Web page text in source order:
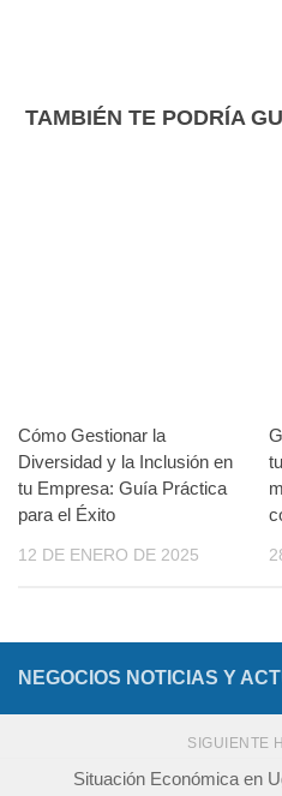
TAMBIÉN TE PODRÍA
Cómo Gestionar la
Diversidad y la Inclusión en
tu Empresa: Guía Práctica
para el Éxito
12 DE ENERO DE 2025
NEGOCIOS NOTICIAS Y
SIGUIENTE
Situación Económica en